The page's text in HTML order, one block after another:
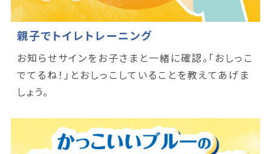
親子でトイレトレーニング
お知らせサインをお子さまと一緒に確認。「おしっこ
でてるね！」とおしっこしていることを教えてあげま
しょう。